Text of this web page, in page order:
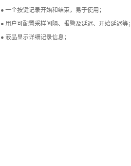
● 一个按键记录开始和结束，易于使用；
● 用户可配置采样间隔、报警及延迟、开始延迟等；
● 液晶显示详细记录信息；